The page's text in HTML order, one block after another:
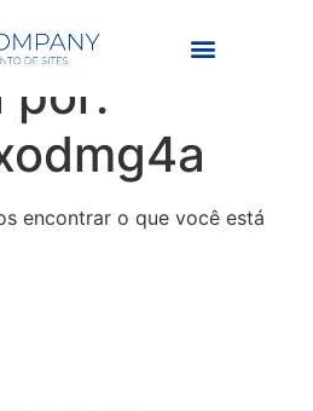
da
por:
encontrar o que você está